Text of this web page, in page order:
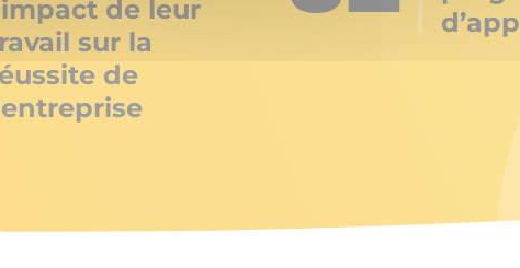
de leur
sur la
de